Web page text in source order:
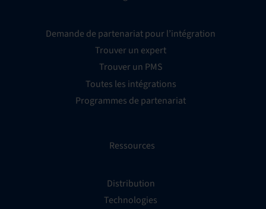
Demande de partenariat pour l’intégration
Trouver un expert
Trouver un PMS
Toutes les intégrations
Programmes de partenariat
Ressources
Distribution
Technologies